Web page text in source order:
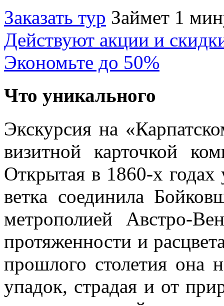
Заказать тур Займет 1
Действуют акции и
Экономьте до 50%
Что уникального
Экскурсия на
визитной карточкой
Открытая в 1860-х годах
ветка соединила
метрополией Австро-
протяженности и
прошлого столетия она
упадок, страдая и от